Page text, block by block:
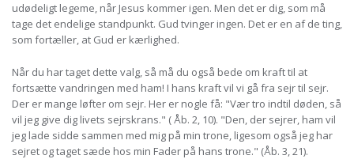
udødeligt legeme, når Jesus kommer igen. Men det er dig, som må
tage det endelige standpunkt. Gud tvinger ingen. Det er en af de ting,
som fortæller, at Gud er kærlighed.
Når du har taget dette valg, så må du også bede om kraft til at
fortsætte vandringen med ham! I hans kraft vil vi gå fra sejr til sejr.
Der er mange løfter om sejr. Her er nogle få: "Vær tro indtil døden, så
vil jeg give dig livets sejrskrans." ( Åb. 2, 10). "Den, der sejrer, ham vil
jeg lade sidde sammen med mig på min trone, ligesom også jeg har
sejret og taget sæde hos min Fader på hans trone." (Åb. 3, 21).